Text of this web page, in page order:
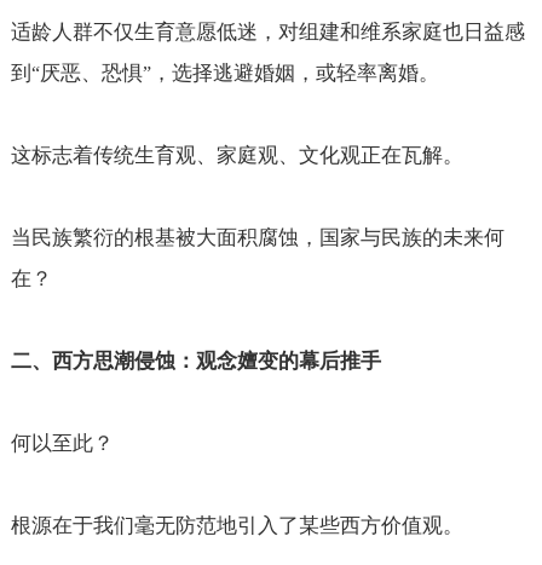
适龄人群不仅生育意愿低迷，对组建和维系家庭也日益感
到 “厌恶、恐惧”，选择逃避婚姻，或轻率离婚。
这标志着传统生育观、家庭观、文化观正在瓦解。
当民族繁衍的根基被大面积腐蚀，国家与民族的未来何
在？
二、西方思潮侵蚀：观念嬗变的幕后推手
何以至此？
根源在于我们毫无防范地引入了某些西方价值观。